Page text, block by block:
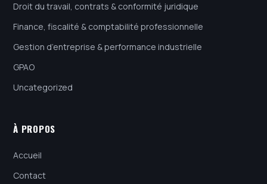
Droit du travail, contrats & conformité juridique
Finance, fiscalité & comptabilité professionnelle
Gestion d’entreprise & performance industrielle
GPAO
Uncategorized
À PROPOS
Accueil
Contact